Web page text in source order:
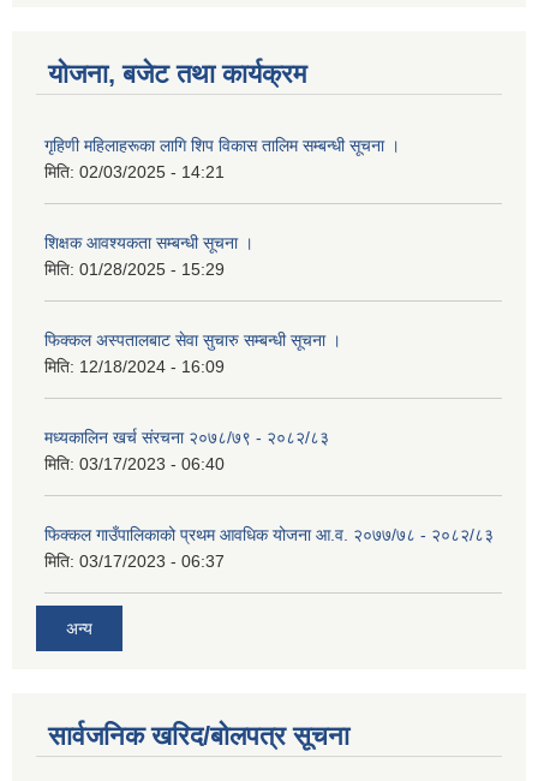
योजना, बजेट तथा कार्यक्रम
गृहिणी महिलाहरूका लागि शिप विकास तालिम सम्बन्धी सूचना ‌।
मिति: 02/03/2025 - 14:21
शिक्षक आवश्यकता सम्बन्धी सूचना ।
मिति: 01/28/2025 - 15:29
फिक्कल अस्पतालबाट सेवा सुचारु सम्बन्धी सूचना ।
मिति: 12/18/2024 - 16:09
मध्यकालिन खर्च संरचना २०७८/७९ - २०८२/८३
मिति: 03/17/2023 - 06:40
फिक्कल गाउँपालिकाको प्रथम आवधिक योजना आ.व. २०७७/७८ - २०८२/८३
मिति: 03/17/2023 - 06:37
अन्य
सार्वजनिक खरिद/बोलपत्र सूचना